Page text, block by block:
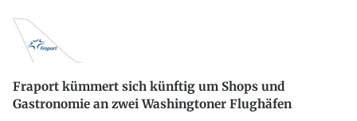
Fraport kümmert sich künftig um Shops und
Gastronomie an zwei Washingtoner Flughäfen